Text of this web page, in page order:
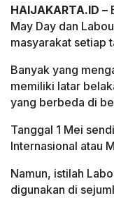
HAIJAKARTA.ID –
May Day dan
masyarakat setiap
Banyak yang
memiliki latar
yang berbeda di
Tanggal 1 Mei
Internasional atau
Namun, istilah
digunakan di